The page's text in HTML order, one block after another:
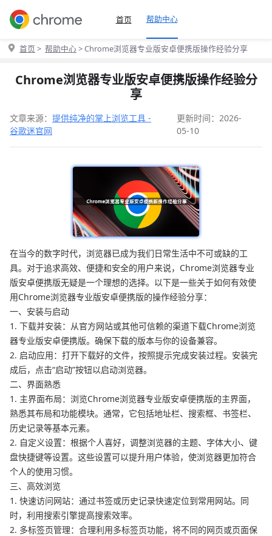
首页 帮助中心
首页 > 帮助中心> Chrome浏览器专业版安卓便携版操作经验分享
Chrome浏览器专业版安卓便携版操作经验分
享
文章来源： 提供纯净的掌上浏览工具 -
谷歌迷官网
更新时间：2026-
05-10
在当今的数字时代，浏览器已成为我们日常生活中不可或缺的工
具。对于追求高效、便捷和安全的用户来说，Chrome浏览器专业
版安卓便携版无疑是一个理想的选择。以下是一些关于如何有效使
用Chrome浏览器专业版安卓便携版的操作经验分享：
一、安装与启动
1. 下载并安装：从官方网站或其他可信赖的渠道下载Chrome浏览
器专业版安卓便携版。确保下载的版本与你的设备兼容。
2. 启动应用：打开下载好的文件，按照提示完成安装过程。安装完
成后，点击“启动”按钮以启动浏览器。
二、界面熟悉
1. 主界面布局：浏览Chrome浏览器专业版安卓便携版的主界面，
熟悉其布局和功能模块。通常，它包括地址栏、搜索框、书签栏、
历史记录等基本元素。
2. 自定义设置：根据个人喜好，调整浏览器的主题、字体大小、键
盘快捷键等设置。这些设置可以提升用户体验，使浏览器更加符合
个人的使用习惯。
三、高效浏览
1. 快速访问网站：通过书签或历史记录快速定位到常用网站。同
时，利用搜索引擎提高搜索效率。
2. 多标签页管理：合理利用多标签页功能，将不同的网页或页面保